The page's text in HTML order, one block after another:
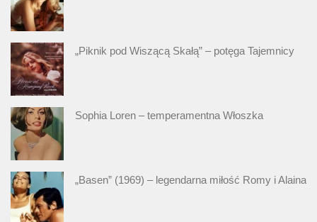
„Piknik pod Wiszącą Skałą” – potęga Tajemnicy
Sophia Loren – temperamentna Włoszka
„Basen” (1969) – legendarna miłość Romy i Alaina